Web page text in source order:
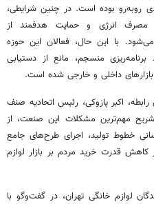
روبه‌رو بوده است. در چنین شرایطی،
مصرف انرژی و حمایت هدفمند از
با این حال، فعالان این حوزه
منسجم، مانع از دستیابی
داخلی و خارجی شده است.
اکبر پازوکی، رئیس اتحادیه صنف
مهم‌ترین مشکلات این صنعت، از
خطوط تولید، اجرای طرح‌های جامع
قدرت خرید مردم بر بازار لوازم
لوازم خانگی تهران، در گفت‌وگو با